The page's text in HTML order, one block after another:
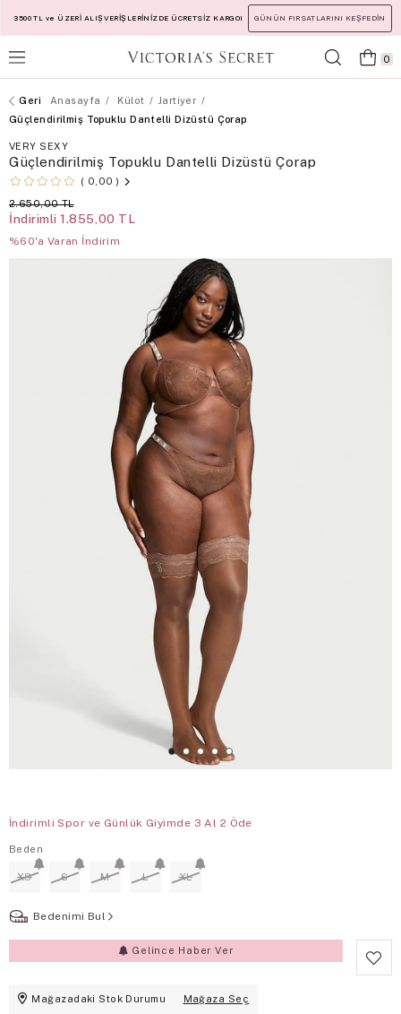
3500 TL ve ÜZERİ ALIŞVERİŞLERİNİZDE ÜCRETSİZ KARGO! GÜNÜN FIRSATLARINI KEŞFEDİN
0
Anasayfa Külot
Jartiyer
Güçlendirilmiş Topuklu Dantelli Dizüstü Çorap
VERY SEXY
Güçlendirilmiş Topuklu Dantelli Dizüstü Çorap
0,00
2.650,00 TL
İndirimli 1.855,00 TL
%60'a Varan İndirim
İndirimli Spor ve Günlük Giyimde 3 Al 2 Öde
Beden
XS S M L XL
Bedenimi Bul
Gelince Haber Ver
Mağazadaki Stok Durumu Mağaza Seç